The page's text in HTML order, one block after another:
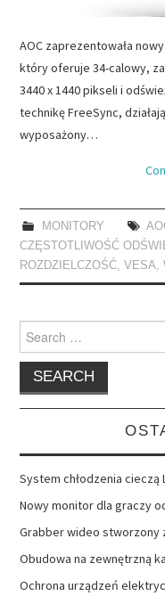
AOC zaprezentowała
który oferuje 34-calowy,
3440 x 1440 pikseli i
technikę FreeSync,
wyposażony…
MONITORY
CZĘSTOTLIWOŚĆ
ROZDZIELCZOŚĆ,VESA,
Search
for:
System chłodzenia cieczą
Nowy monitor dla graczy
Grabber wideo stworzony
Obudowa na zewnętrzną
Ochrona urządzeń